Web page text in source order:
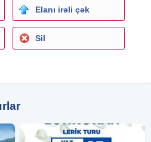
mərkəzi
Elanı irəli çək
Sil